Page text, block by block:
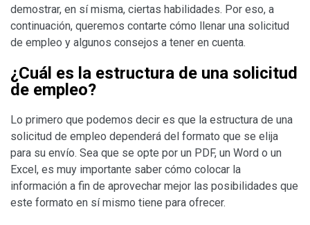
demostrar, en sí misma, ciertas habilidades. Por eso, a
continuación, queremos contarte cómo llenar una solicitud
de empleo y algunos consejos a tener en cuenta.
¿Cuál es la estructura de una solicitud
de empleo?
Lo primero que podemos decir es que la estructura de una
solicitud de empleo dependerá del formato que se elija
para su envío. Sea que se opte por un PDF, un Word o un
Excel, es muy importante saber cómo colocar la
información a fin de aprovechar mejor las posibilidades que
este formato en sí mismo tiene para ofrecer.